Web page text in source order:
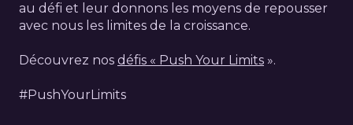
au défi et leur donnons les moyens de repousser
avec nous les limites de la croissance.
Découvrez nos défis « Push Your Limits ».
#PushYourLimits